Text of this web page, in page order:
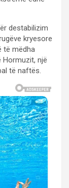
destabilizim
kryesore
të mëdha
Hormuzit, një
të naftës.